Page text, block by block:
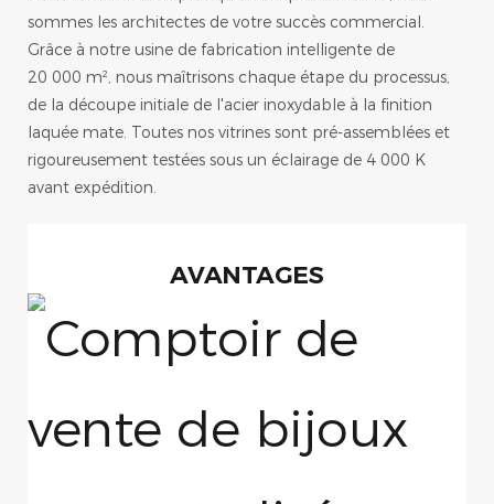
sommes les architectes de votre succès commercial.
Grâce à notre usine de fabrication intelligente de
20 000 m², nous maîtrisons chaque étape du processus,
de la découpe initiale de l'acier inoxydable à la finition
laquée mate. Toutes nos vitrines sont pré-assemblées et
rigoureusement testées sous un éclairage de 4 000 K
avant expédition.
AVANTAGES